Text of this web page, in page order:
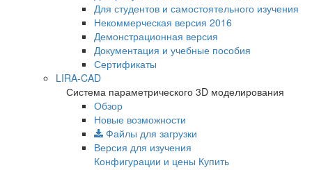
Для студентов и самостоятельного изучения
Некоммерческая версия 2016
Демонстрационная версия
Документация и учебные пособия
Сертификаты
LIRA-CAD
Система параметрического 3D моделирования
Обзор
Новые возможности
Файлы для загрузки
Версия для изучения
Конфигурации и цены Купить